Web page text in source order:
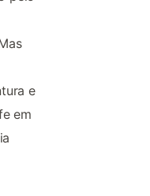
e
em